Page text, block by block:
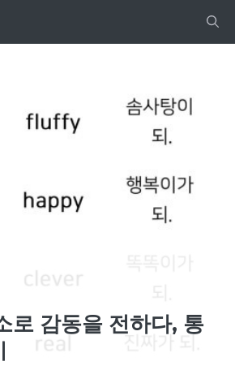
로 감동을 전하다, 통